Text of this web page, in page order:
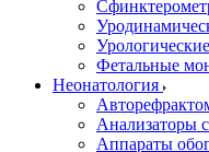
Фетальные
Неонатология
Анализаторы
Аппараты